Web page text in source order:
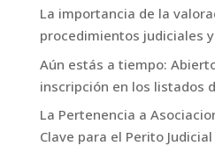
La importancia de la
procedimientos judiciales
Aún estás a tiempo:
inscripción en los listados
La Pertenencia a
Clave para el Perito